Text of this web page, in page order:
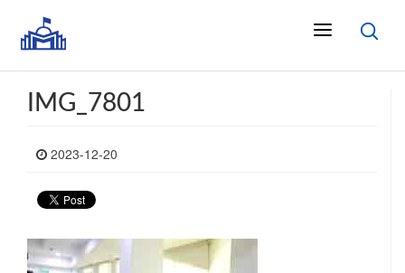
IMG_7801
2023-12-20